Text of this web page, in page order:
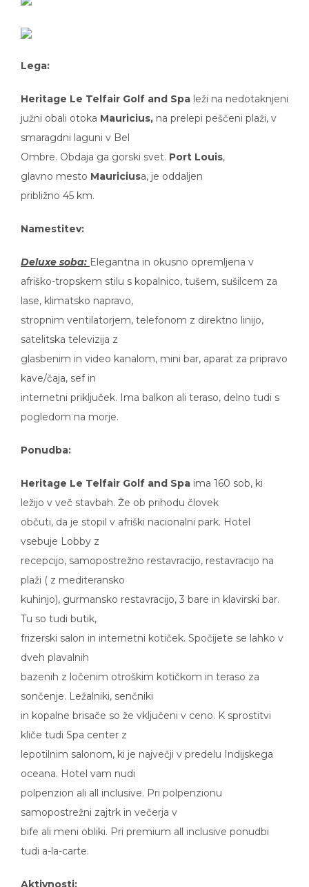
Lega:
Heritage Le Telfair Golf and Spa leži na nedotaknjeni
južni obali otoka Mauricius, na prelepi peščeni plaži, v
smaragdni laguni v Bel
Ombre. Obdaja ga gorski svet. Port Louis,
glavno mesto Mauriciusa, je oddaljen
približno 45 km.
Namestitev:
Deluxe soba: Elegantna in okusno opremljena v
afriško-tropskem stilu s kopalnico, tušem, sušilcem za
lase, klimatsko napravo,
stropnim ventilatorjem, telefonom z direktno linijo,
satelitska televizija z
glasbenim in video kanalom, mini bar, aparat za pripravo
kave/čaja, sef in
internetni priključek. Ima balkon ali teraso, delno tudi s
pogledom na morje.
Ponudba:
Heritage Le Telfair Golf and Spa ima 160 sob, ki
ležijo v več stavbah. Že ob prihodu človek
občuti, da je stopil v afriški nacionalni park. Hotel
vsebuje Lobby z
recepcijo, samopostrežno restavracijo, restavracijo na
plaži ( z mediteransko
kuhinjo), gurmansko restavracijo, 3 bare in klavirski bar.
Tu so tudi butik,
frizerski salon in internetni kotiček. Spočijete se lahko v
dveh plavalnih
bazenih z ločenim otroškim kotičkom in teraso za
sončenje. Ležalniki, senčniki
in kopalne brisače so že vključeni v ceno. K sprostitvi
kliče tudi Spa center z
lepotilnim salonom, ki je največji v predelu Indijskega
oceana. Hotel vam nudi
polpenzion ali all inclusive. Pri polpenzionu
samopostrežni zajtrk in večerja v
bife ali meni obliki. Pri premium all inclusive ponudbi
tudi a-la-carte.
Aktivnosti: